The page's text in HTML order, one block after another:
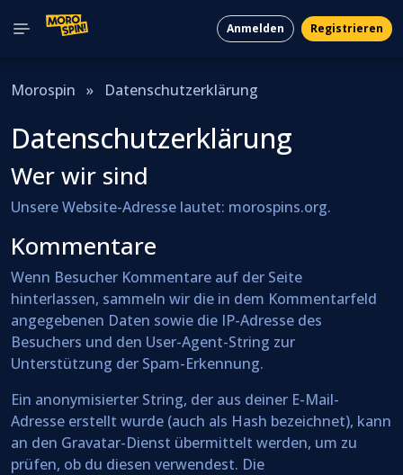
Anmelden Registrieren
Morospin » Datenschutzerklärung
Datenschutzerklärung
Wer wir sind
Unsere Website-Adresse lautet: morospins.org.
Kommentare
Wenn Besucher Kommentare auf der Seite
hinterlassen, sammeln wir die in dem Kommentarfeld
angegebenen Daten sowie die IP-Adresse des
Besuchers und den User-Agent-String zur
Unterstützung der Spam-Erkennung.
Ein anonymisierter String, der aus deiner E-Mail-
Adresse erstellt wurde (auch als Hash bezeichnet), kann
an den Gravatar-Dienst übermittelt werden, um zu
prüfen, ob du diesen verwendest. Die